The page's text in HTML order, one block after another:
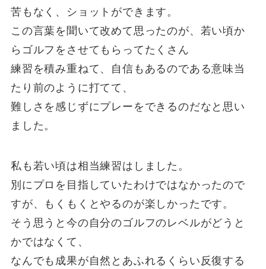
苦もなく、ショットができます。
この言葉を聞いて改めて思ったのが、若い頃か
らゴルフをさせてもらってたくさん
練習を積み重ねて、自信もあるのである意味当
たり前のように打てて、
難しさを感じずにプレーをできるのだなと思い
ました。
私も若い頃は相当練習はしました。
別にプロを目指していたわけではなかったので
すが、もくもくとやるのが楽しかったです。
そう思うと今の自分のゴルフのレベルがどうと
かではなくて、
なんでも成果が自然とあふれるくらい反復する